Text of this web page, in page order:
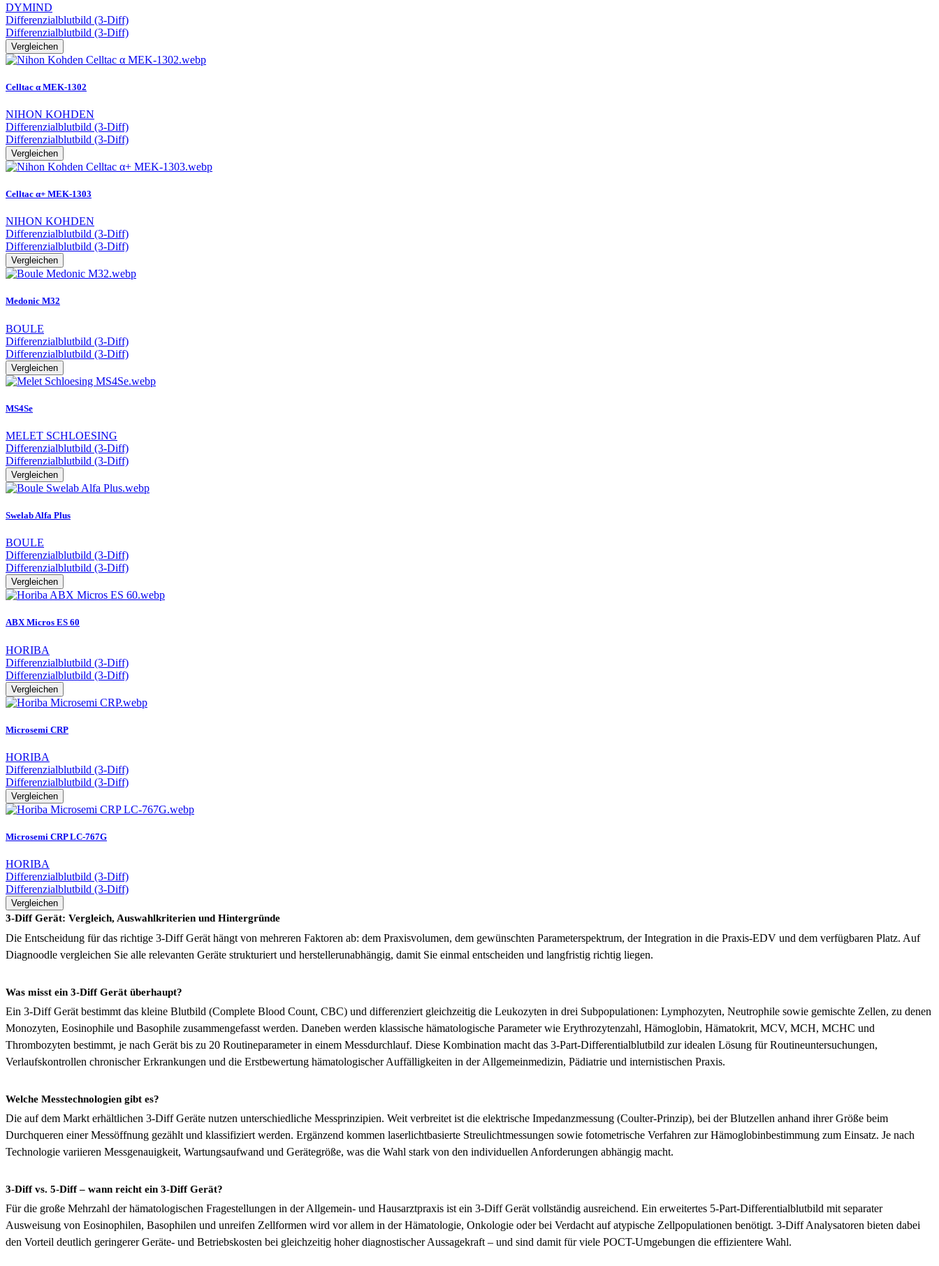
DYMIND
Differenzialblutbild (3-Diff)
Differenzialblutbild (3-Diff)
Vergleichen
Celltac α MEK-1302
NIHON KOHDEN
Differenzialblutbild (3-Diff)
Differenzialblutbild (3-Diff)
Vergleichen
Celltac α+ MEK-1303
NIHON KOHDEN
Differenzialblutbild (3-Diff)
Differenzialblutbild (3-Diff)
Vergleichen
Medonic M32
BOULE
Differenzialblutbild (3-Diff)
Differenzialblutbild (3-Diff)
Vergleichen
MS4Se
MELET SCHLOESING
Differenzialblutbild (3-Diff)
Differenzialblutbild (3-Diff)
Vergleichen
Swelab Alfa Plus
BOULE
Differenzialblutbild (3-Diff)
Differenzialblutbild (3-Diff)
Vergleichen
ABX Micros ES 60
HORIBA
Differenzialblutbild (3-Diff)
Differenzialblutbild (3-Diff)
Vergleichen
Microsemi CRP
HORIBA
Differenzialblutbild (3-Diff)
Differenzialblutbild (3-Diff)
Vergleichen
Microsemi CRP LC-767G
HORIBA
Differenzialblutbild (3-Diff)
Differenzialblutbild (3-Diff)
Vergleichen
3-Diff Gerät: Vergleich, Auswahlkriterien und Hintergründe
Die Entscheidung für das richtige 3-Diff Gerät hängt von mehreren Faktoren ab: dem Praxisvolumen, dem gewünschten Parameterspektrum, der Integration in die Praxis-EDV und dem verfügbaren Platz. Auf
Diagnoodle vergleichen Sie alle relevanten Geräte strukturiert und herstellerunabhängig, damit Sie einmal entscheiden und langfristig richtig liegen.
Was misst ein 3-Diff Gerät überhaupt?
Ein 3-Diff Gerät bestimmt das kleine Blutbild (Complete Blood Count, CBC) und differenziert gleichzeitig die Leukozyten in drei Subpopulationen: Lymphozyten, Neutrophile sowie gemischte Zellen, zu denen
Monozyten, Eosinophile und Basophile zusammengefasst werden. Daneben werden klassische hämatologische Parameter wie Erythrozytenzahl, Hämoglobin, Hämatokrit, MCV, MCH, MCHC und
Thrombozyten bestimmt, je nach Gerät bis zu 20 Routineparameter in einem Messdurchlauf. Diese Kombination macht das 3-Part-Differentialblutbild zur idealen Lösung für Routineuntersuchungen,
Verlaufskontrollen chronischer Erkrankungen und die Erstbewertung hämatologischer Auffälligkeiten in der Allgemeinmedizin, Pädiatrie und internistischen Praxis.
Welche Messtechnologien gibt es?
Die auf dem Markt erhältlichen 3-Diff Geräte nutzen unterschiedliche Messprinzipien. Weit verbreitet ist die elektrische Impedanzmessung (Coulter-Prinzip), bei der Blutzellen anhand ihrer Größe beim
Durchqueren einer Messöffnung gezählt und klassifiziert werden. Ergänzend kommen laserlichtbasierte Streulichtmessungen sowie fotometrische Verfahren zur Hämoglobinbestimmung zum Einsatz. Je nach
Technologie variieren Messgenauigkeit, Wartungsaufwand und Gerätegröße, was die Wahl stark von den individuellen Anforderungen abhängig macht.
3-Diff vs. 5-Diff – wann reicht ein 3-Diff Gerät?
Für die große Mehrzahl der hämatologischen Fragestellungen in der Allgemein- und Hausarztpraxis ist ein 3-Diff Gerät vollständig ausreichend. Ein erweitertes 5-Part-Differentialblutbild mit separater
Ausweisung von Eosinophilen, Basophilen und unreifen Zellformen wird vor allem in der Hämatologie, Onkologie oder bei Verdacht auf atypische Zellpopulationen benötigt. 3-Diff Analysatoren bieten dabei
den Vorteil deutlich geringerer Geräte- und Betriebskosten bei gleichzeitig hoher diagnostischer Aussagekraft – und sind damit für viele POCT-Umgebungen die effizientere Wahl.